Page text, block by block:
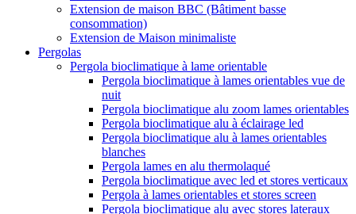
Extension de maison BBC (Bâtiment basse
consommation)
Extension de Maison minimaliste
Pergolas
Pergola bioclimatique à lame orientable
Pergola bioclimatique à lames orientables vue de
nuit
Pergola bioclimatique alu zoom lames orientables
Pergola bioclimatique alu à éclairage led
Pergola bioclimatique alu à lames orientables
blanches
Pergola lames en alu thermolaqué
Pergola bioclimatique avec led et stores verticaux
Pergola à lames orientables et stores screen
Pergola bioclimatique alu avec stores lateraux